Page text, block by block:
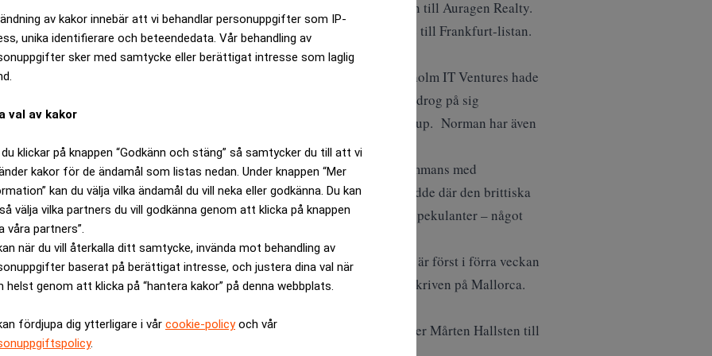
av kakor innebär att vi behandlar personuppgifter som IP-
unika identifierare och beteendedata. Vår behandling av
sker med samtycke eller berättigat intresse som laglig
val av kakor
klickar på knappen “Godkänn och stäng” så samtycker du till att vi
kakor för de ändamål som listas nedan. Under knappen “Mer
kan du välja vilka ändamål du vill neka eller godkänna. Du kan
välja vilka partners du vill godkänna genom att klicka på knappen
våra partners”.
när du vill återkalla ditt samtycke, invända mot behandling av
baserat på berättigat intresse, och justera dina val när
helst genom att klicka på “hantera kakor” på denna webbplats.
fördjupa dig ytterligare i vår cookie-policyoch vår
.
han tog över
, som senare bytte namn till Auragen Realty.
i Trig Social Media, som först var listat på Aktietorget men senare bytte till Frankfurt-listan.
av Trig finns i samlingsartikeln”Trigs ofattbara börsresa”
IT Ventures –
Stockholm IT Ventures hade
token vid namn Bytemine, genom en ICO, initial coin offering. Bolaget drog på sig
kryptovalutaplattform,
och bytte senare namn till Stratevic Finance Group. Norman har även
som försökte att locka över kunder från satsningen Onecoin.
en planerad storsatsningi glasbruksorterna Orrefors och Åfors, tillsammans med
räven” Rawa Majids närmaste man i Strängnäs. Anthony Norman företrädde där den brittiska
nedlagda glasbruken, i syfte att hyra ut de tomma lokalerna till hugade spekulanter –något
i våras.
Anthony Norman år 2020 handlar om grova bokföringsbrott, men det är först i förra veckan
honom häktad, bland annat på grund av flyktfara eftersom Norman är skriven på Mallorca.
bostad i Saltsjö-Boo. Samtidigt gjordes en del beslag”, berättar säger Mårten Hallsten till